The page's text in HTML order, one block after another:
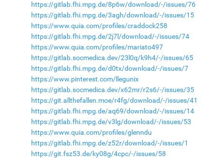
https://gitlab.fhi.mpg.de/8p6w/download/-/issues/76
https://gitlab.fhi.mpg.de/3agh/download/-/issues/15
https://www.quia.com/profiles/craddock258
https://gitlab.fhi.mpg.de/2j7l/download/-/issues/74
https://www.quia.com/profiles/mariato497
https://gitlab.socmedica.dev/23l0q/k9h4/-/issues/65
https://gitlab.fhi.mpg.de/d0tx/download/-/issues/7
https://www.pinterest.com/llegunix
https://gitlab.socmedica.dev/x62mr/r2s6/-/issues/35
https://git.allthefallen.moe/r4fg/download/-/issues/41
https://gitlab.fhi.mpg.de/aq69/download/-/issues/14
https://gitlab.fhi.mpg.de/v3lg/download/-/issues/53
https://www.quia.com/profiles/glenndu
https://gitlab.fhi.mpg.de/z52r/download/-/issues/1
https://git.fsz53.de/ky08g/4cpc/-/issues/58